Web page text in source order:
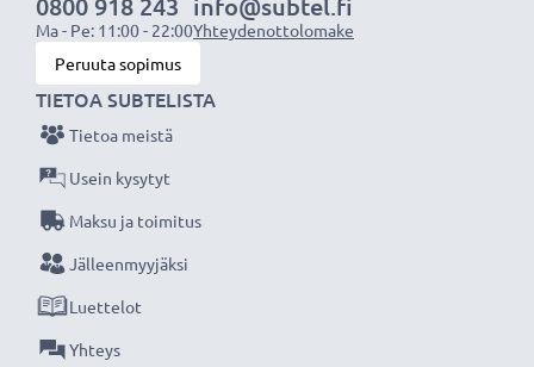
valkoisemmilta
✔ Vähentää sinistä usvaa maisemakuvissa ja
teleobjektiivilla kuvattaessa
Laadukas, moninkertaisesti pinnoitettu lasi ja
säädettävä polarisaatio
✔ Värineutraali lasi heijastamattomalla pinnoitteella
halutun valon taittumisen saamiseksi
Objektiivin pyöröpolarisaatiosuodin:
Ma - Pe: 11:00 - 22:00Yhteydenottolomake
Peruuta sopimus
TIETOA SUBTELISTA
Tietoa meistä
Usein kysytyt
Maksu ja toimitus
Jälleenmyyjäksi
Luettelot
Yhteys